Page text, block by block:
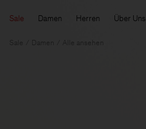
Sale Damen Herren Über Uns
Sale Damen Alle ansehen